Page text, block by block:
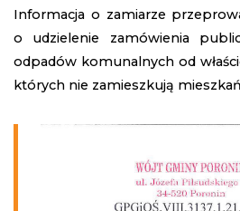
Informacja o zamiarze
o udzielenie zamówienia
odpadów komunalnych od
których nie zamieszkują